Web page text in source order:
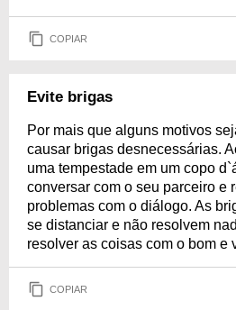
COPIAR
Evite brigas
Por mais que alguns motivos
causar brigas desnecessárias.
uma tempestade em um copo
conversar com o seu parceiro e
problemas com o diálogo. As
se distanciar e não resolvem
resolver as coisas com o bom e
COPIAR